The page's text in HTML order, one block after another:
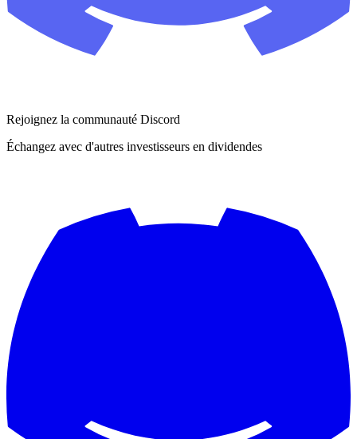
Rejoignez la communauté Discord
Échangez avec d'autres investisseurs en dividendes